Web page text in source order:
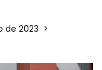
de 2023